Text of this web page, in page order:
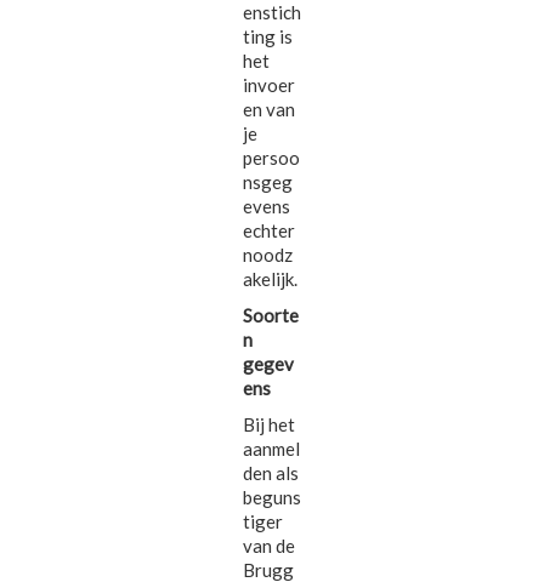
enstich
ting is
het
invoer
en van
je
persoo
nsgeg
evens
echter
noodz
akelijk.
Soorte
n
gegev
ens
Bij het
aanmel
den als
beguns
tiger
van de
Brugg